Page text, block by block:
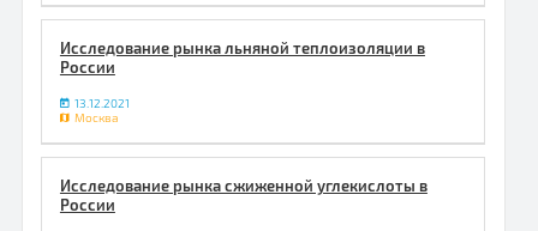
Исследование рынка льняной теплоизоляции в
России
13.12.2021
Москва
Исследование рынка сжиженной углекислоты в
России